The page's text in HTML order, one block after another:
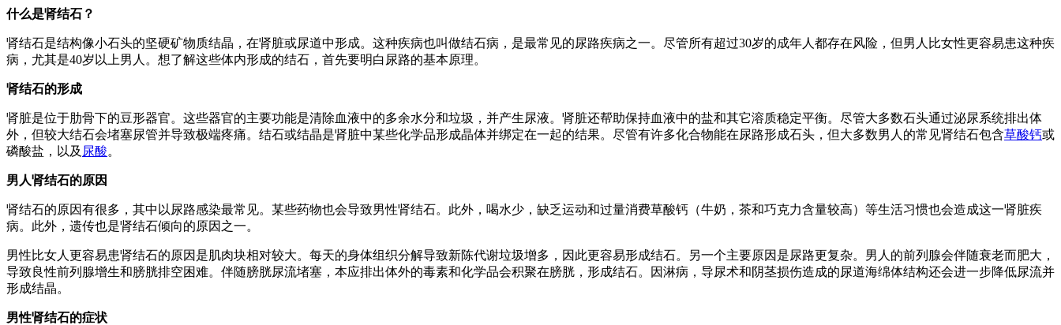
什么是肾结石？
肾结石是结构像小石头的坚硬矿物质结晶，在肾脏或尿道中形成。这种疾病也叫做结石病，是最常见的尿路疾病之一。尽管所有超过30岁的成年人都存在风险，但男人比女性更容易患这种疾
病，尤其是40岁以上男人 。想了解这些体内形成的结石，首先要明白尿路的基本原理。
肾结石的形成
肾脏是位于肋骨下的豆形器官。这些器官的主要功能是清除血液中的多余水分和垃圾，并产生尿液。肾脏还帮助保持血液中的盐和其它溶质稳定平衡。尽管大多数石头通过泌尿系统排出体
外，但较大结石会堵塞尿管并导致极端疼痛。结石或结晶是肾脏中某些化学品形成晶体并绑定在一起的结果。尽管有许多化合物能在尿路形成石头，但大多数男人的常见肾结石包含草酸钙或
磷酸盐，以及 尿酸。
男人肾结石的原因
肾结石的原因有很多，其中以尿路感染最常见。某些药物也会导致男性肾结石。此外，喝水少，缺乏运动和过量消费草酸钙（牛奶，茶和巧克力含量较高）等生活习惯也会造成这一肾脏疾
病。此外，遗传也是肾结石倾向的原因之一。
男性比女人更容易患肾结石的原因是肌肉块相对较大。每天的身体组织分解导致新陈代谢垃圾增多，因此更容易形成结石。另一个主要原因是尿路更复杂。男人的前列腺会伴随衰老而肥大，
导致良性前列腺增生和膀胱排空困难。伴随膀胱尿流堵塞，本应排出体外的毒素和化学品会积聚在膀胱，形成结石。因淋病，导尿术和阴茎损伤造成的尿道海绵体结构还会进一步降低尿流并
形成结晶。
男性肾结石的症状